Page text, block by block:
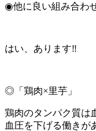
◉他に良い組み合わ
はい、あります‼︎
◎「鶏肉×里芋」
鶏肉のタンパク質は
血圧を下げる働きが